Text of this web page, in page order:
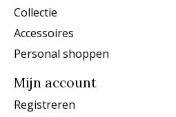
Collectie
Accessoires
Personal shoppen
Mijn account
Registreren